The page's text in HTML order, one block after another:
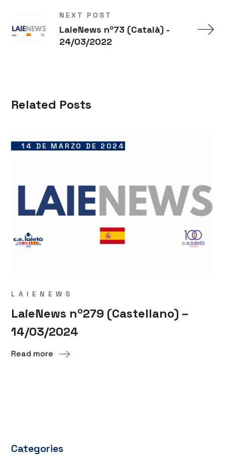
NEXT POST
LaieNews nº73 (Català) -
24/03/2022
Related Posts
14 DE MARZO DE 2024
LAIENEWS
LaieNews nº279 (Castellano) –
14/03/2024
Read more
Categories